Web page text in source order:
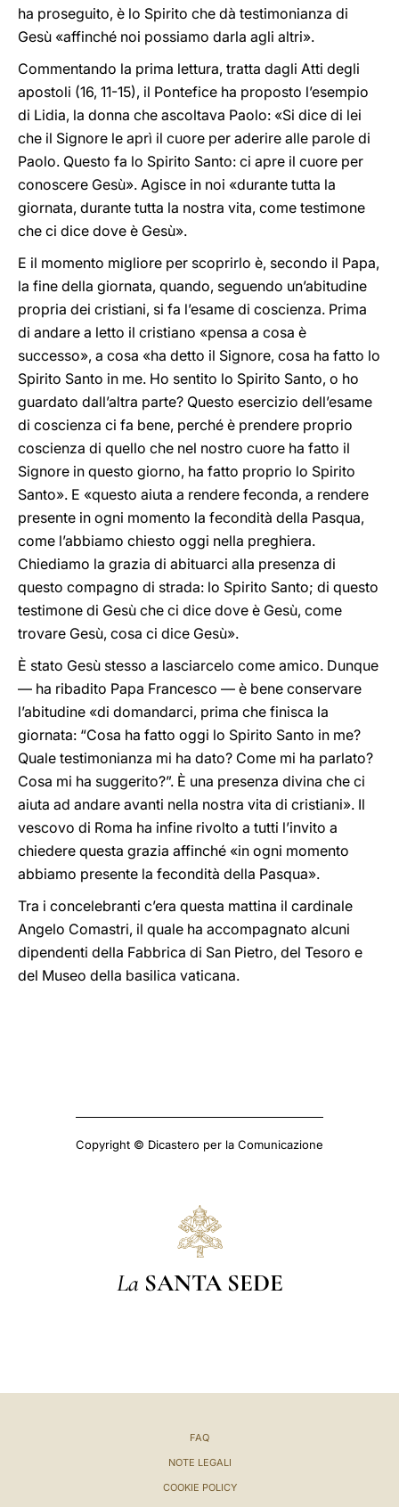
ha proseguito, è lo Spirito che dà testimonianza di
Gesù «affinché noi possiamo darla agli altri».
Commentando la prima lettura, tratta dagli Atti degli
apostoli (16, 11-15), il Pontefice ha proposto l’esempio
di Lidia, la donna che ascoltava Paolo: «Si dice di lei
che il Signore le aprì il cuore per aderire alle parole di
Paolo. Questo fa lo Spirito Santo: ci apre il cuore per
conoscere Gesù». Agisce in noi «durante tutta la
giornata, durante tutta la nostra vita, come testimone
che ci dice dove è Gesù».
E il momento migliore per scoprirlo è, secondo il Papa,
la fine della giornata, quando, seguendo un’abitudine
propria dei cristiani, si fa l’esame di coscienza. Prima
di andare a letto il cristiano «pensa a cosa è
successo», a cosa «ha detto il Signore, cosa ha fatto lo
Spirito Santo in me. Ho sentito lo Spirito Santo, o ho
guardato dall’altra parte? Questo esercizio dell’esame
di coscienza ci fa bene, perché è prendere proprio
coscienza di quello che nel nostro cuore ha fatto il
Signore in questo giorno, ha fatto proprio lo Spirito
Santo». E «questo aiuta a rendere feconda, a rendere
presente in ogni momento la fecondità della Pasqua,
come l’abbiamo chiesto oggi nella preghiera.
Chiediamo la grazia di abituarci alla presenza di
questo compagno di strada: lo Spirito Santo; di questo
testimone di Gesù che ci dice dove è Gesù, come
trovare Gesù, cosa ci dice Gesù».
È stato Gesù stesso a lasciarcelo come amico. Dunque
— ha ribadito Papa Francesco — è bene conservare
l’abitudine «di domandarci, prima che finisca la
giornata: “Cosa ha fatto oggi lo Spirito Santo in me?
Quale testimonianza mi ha dato? Come mi ha parlato?
Cosa mi ha suggerito?”. È una presenza divina che ci
aiuta ad andare avanti nella nostra vita di cristiani». Il
vescovo di Roma ha infine rivolto a tutti l’invito a
chiedere questa grazia affinché «in ogni momento
abbiamo presente la fecondità della Pasqua».
Tra i concelebranti c’era questa mattina il cardinale
Angelo Comastri, il quale ha accompagnato alcuni
dipendenti della Fabbrica di San Pietro, del Tesoro e
del Museo della basilica vaticana.
Copyright © Dicastero per la Comunicazione
La SANTA SEDE
FAQ
NOTE LEGALI
COOKIE POLICY